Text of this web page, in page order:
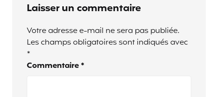
Laisser un commentaire
Votre adresse e-mail ne sera pas publiée.
Les champs obligatoires sont indiqués avec
*
Commentaire *